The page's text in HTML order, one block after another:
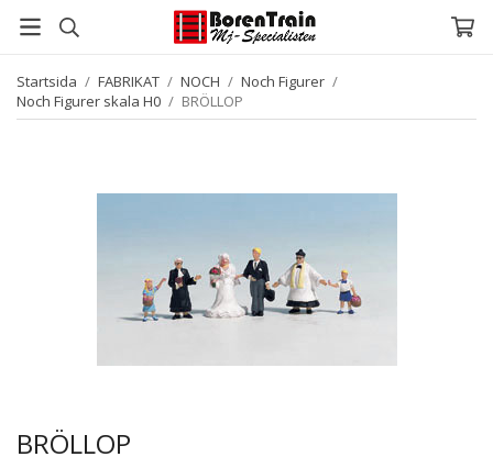
Startsida / FABRIKAT / NOCH / Noch Figurer /
Noch Figurer skala H0 / BRÖLLOP
BRÖLLOP